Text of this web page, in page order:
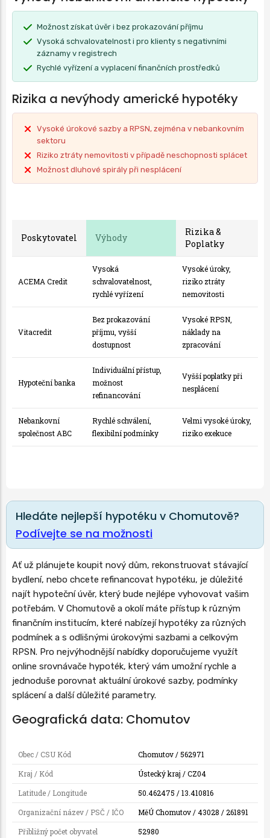
Možnost získat úvěr i bez prokazování příjmu
Vysoká schvalovatelnost i pro klienty s negativními
záznamy v registrech
Rychlé vyřízení a vyplacení finančních prostředků
Rizika a nevýhody americké hypotéky
Vysoké úrokové sazby a RPSN, zejména v nebankovním
sektoru
Riziko ztráty nemovitosti v případě neschopnosti splácet
Možnost dluhové spirály při nesplácení
Poskytovatel Výhody
Rizika &
Poplatky
ACEMA Credit
Vysoká
schvalovatelnost,
rychlé vyřízení
Vysoké úroky,
riziko ztráty
nemovitosti
Vitacredit
Bez prokazování
příjmu, vyšší
dostupnost
Vysoké RPSN,
náklady na
zpracování
Hypoteční banka
Individuální přístup,
možnost
refinancování
Vyšší poplatky při
nesplácení
Nebankovní
společnost ABC
Rychlé schválení,
flexibilní podmínky
Velmi vysoké úroky,
riziko exekuce
Hledáte nejlepší hypotéku v Chomutově?
Podívejte se na možnosti
Ať už plánujete koupit nový dům, rekonstruovat stávající
bydlení, nebo chcete refinancovat hypotéku, je důležité
najít hypoteční úvěr, který bude nejlépe vyhovovat vašim
potřebám. V Chomutově a okolí máte přístup k různým
finančním institucím, které nabízejí hypotéky za různých
podmínek a s odlišnými úrokovými sazbami a celkovým
RPSN. Pro nejvýhodnější nabídky doporučujeme využít
online srovnávače hypoték, který vám umožní rychle a
jednoduše porovnat aktuální úrokové sazby, podmínky
splácení a další důležité parametry.
Geografická data: Chomutov
Obec / CSU Kód
Chomutov / 562971
Kraj / Kód
Ústecký kraj / CZ04
Latitude / Longitude
50.462475 / 13.410816
Organizační název / PSČ / IČO
MěÚ Chomutov / 43028 / 261891
Přibližný počet obyvatel
52980